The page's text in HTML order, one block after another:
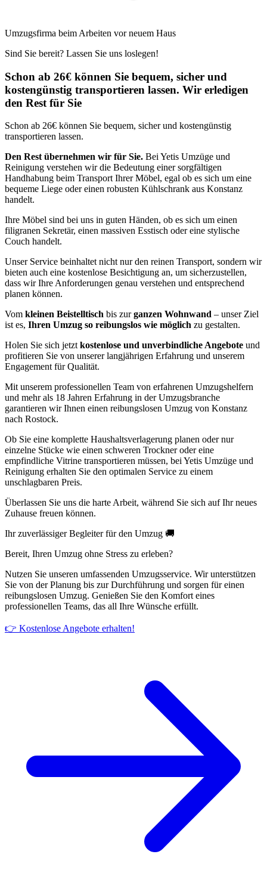
Umzugsfirma beim Arbeiten vor neuem Haus
Sind Sie bereit? Lassen Sie uns loslegen!
Schon ab 26€ können Sie bequem, sicher und
kostengünstig transportieren lassen. Wir erledigen
den Rest für Sie
Schon ab 26€ können Sie bequem, sicher und kostengünstig
transportieren lassen.
Den Rest übernehmen wir für Sie. Bei Yetis Umzüge und
Reinigung verstehen wir die Bedeutung einer sorgfältigen
Handhabung beim Transport Ihrer Möbel, egal ob es sich um eine
bequeme Liege oder einen robusten Kühlschrank aus Konstanz
handelt.
Ihre Möbel sind bei uns in guten Händen, ob es sich um einen
filigranen Sekretär, einen massiven Esstisch oder eine stylische
Couch handelt.
Unser Service beinhaltet nicht nur den reinen Transport, sondern wir
bieten auch eine kostenlose Besichtigung an, um sicherzustellen,
dass wir Ihre Anforderungen genau verstehen und entsprechend
planen können.
Vom kleinen Beistelltisch bis zurganzen Wohnwand – unser Ziel
ist es, Ihren Umzug so reibungslos wie möglich zu gestalten.
Holen Sie sich jetzt kostenlose und unverbindliche Angebote und
profitieren Sie von unserer langjährigen Erfahrung und unserem
Engagement für Qualität.
Mit unserem professionellen Team von erfahrenen Umzugshelfern
und mehr als 18 Jahren Erfahrung in der Umzugsbranche
garantieren wir Ihnen einen reibungslosen Umzug von Konstanz
nach Rostock.
Ob Sie eine komplette Haushaltsverlagerung planen oder nur
einzelne Stücke wie einen schweren Trockner oder eine
empfindliche Vitrine transportieren müssen, bei Yetis Umzüge und
Reinigung erhalten Sie den optimalen Service zu einem
unschlagbaren Preis.
Überlassen Sie uns die harte Arbeit, während Sie sich auf Ihr neues
Zuhause freuen können.
Ihr zuverlässiger Begleiter für den Umzug 🚚
Bereit, Ihren Umzug ohne Stress zu erleben?
Nutzen Sie unseren umfassenden Umzugsservice. Wir unterstützen
Sie von der Planung bis zur Durchführung und sorgen für einen
reibungslosen Umzug. Genießen Sie den Komfort eines
professionellen Teams, das all Ihre Wünsche erfüllt.
👉 Kostenlose Angebote erhalten!